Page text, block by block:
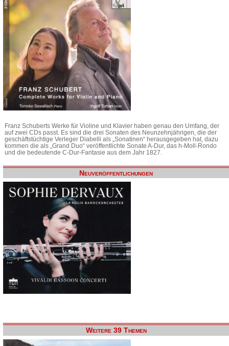
Franz Schuberts Werke für Violine und Klavier haben genau den Umfang, der
auf zwei CDs passt. Es sind die drei Sonaten des Neunzehnjährigen, die der
geschäftstüchtige Verleger Diabelli als „Sonatinen“ herausgegeben hat, dazu
kommen die als „Grand Duo“ veröffentlichte Sonate A-Dur, das h-Moll-Rondo
und die bedeutende C-Dur-Fantasie aus dem Jahr 1827.
Neuveröffentlichungen
Weitere 39 Themen